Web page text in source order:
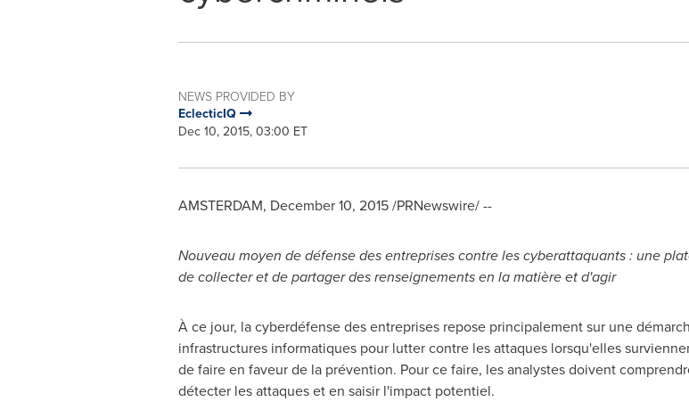
NEWS PROVIDED BY
EclecticIQ
Dec 10, 2015, 03:00 ET
AMSTERDAM, December 10, 2015/PRNewswire/ --
Nouveau moyen de défense des entreprises contre les cyberattaquants: une
de collecter et de partager des renseignements en la matière et d'agir
À ce jour, la cyberdéfense des entreprises repose principalement sur une
infrastructures informatiques pour lutter contre les attaques lorsqu'elles
de faire en faveur de la prévention. Pour ce faire, les analystes doivent
détecter les attaques et en saisir l'impact potentiel.